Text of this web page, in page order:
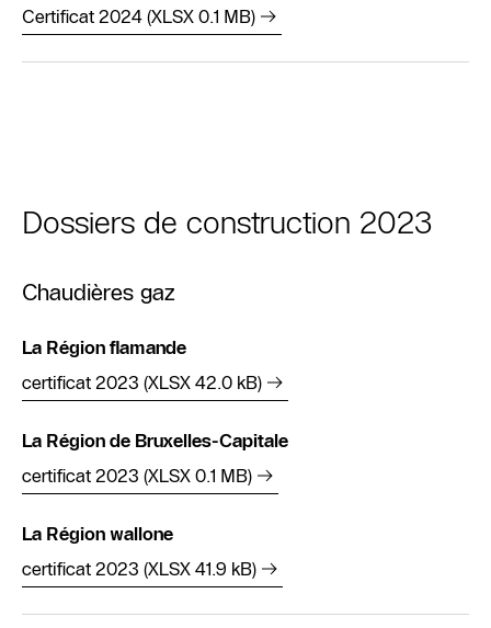
Certificat 2024 (XLSX 0.1 MB)
Dossiers de construction 2023
Chaudières gaz
La Région flamande
certificat 2023 (XLSX 42.0 kB)
La Région de Bruxelles-Capitale
certificat 2023 (XLSX 0.1 MB)
La Région wallone
certificat 2023 (XLSX 41.9 kB)